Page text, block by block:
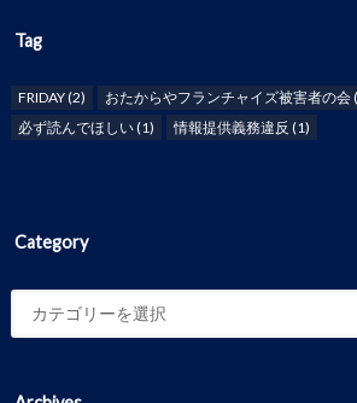
Tag
FRIDAY(2) おたからやフランチャイズ被害者の会
必ず読んでほしい(1) 情報提供義務違反 (1)
Category